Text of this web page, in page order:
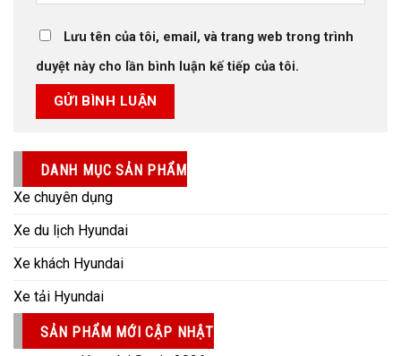
Lưu tên của tôi, email, và trang web trong trình
duyệt này cho lần bình luận kế tiếp của tôi.
DANH MỤC SẢN PHẨM
Xe chuyên dụng
Xe du lịch Hyundai
Xe khách Hyundai
Xe tải Hyundai
SẢN PHẨM MỚI CẬP NHẬT